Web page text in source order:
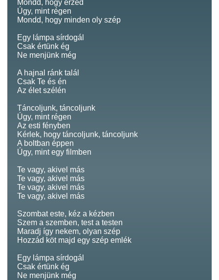
Mondd, hogy érzed
Úgy, mint régen
Mondd, hogy minden oly szép
Egy lámpa sírdogál
Csak értünk ég
Ne menjünk még
A hajnal ránk talál
Csak Te és én
Az élet szélén
Táncoljunk, táncoljunk
Úgy, mint régen
Az esti fényben
Kérlek, hogy táncoljunk, táncoljunk
A boltban éppen
Úgy, mint egy filmben
Te vagy, akivel más
Te vagy, akivel más
Te vagy, akivel más
Te vagy, akivel más
Szombat este, kéz a kézben
Szem a szemben, test a testen
Maradj így nekem, olyan szép
Hozzád köt majd egy szép emlék
Egy lámpa sírdogál
Csak értünk ég
Ne menjünk még